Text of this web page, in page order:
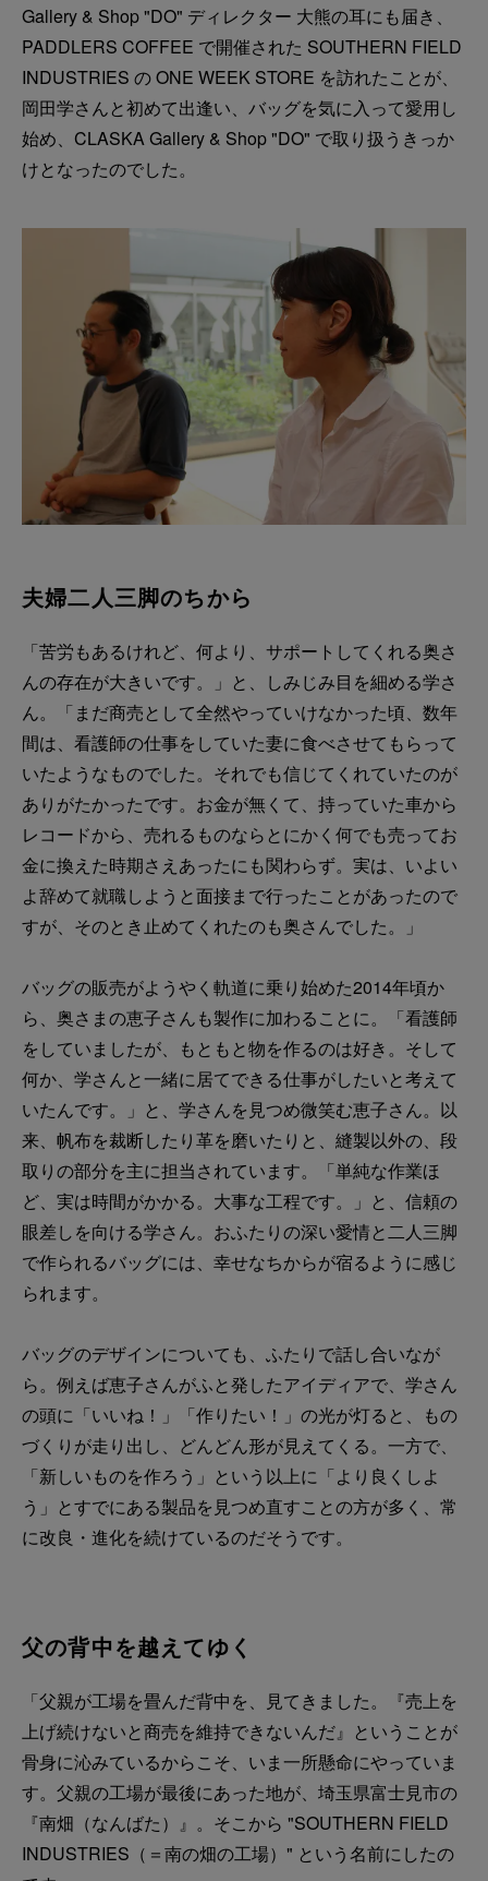
Gallery & Shop "DO" ディレクター 大熊の耳にも届き、
PADDLERS COFFEE で開催された SOUTHERN FIELD
INDUSTRIES の ONE WEEK STORE を訪れたことが、
岡田学さんと初めて出逢い、バッグを気に入って愛用し
始め、CLASKA Gallery & Shop "DO" で取り扱うきっか
けとなったのでした。
夫婦二人三脚のちから
「苦労もあるけれど、何より、サポートしてくれる奥さ
んの存在が大きいです。」と、しみじみ目を細める学さ
ん。「まだ商売として全然やっていけなかった頃、数年
間は、看護師の仕事をしていた妻に食べさせてもらって
いたようなものでした。それでも信じてくれていたのが
ありがたかったです。お金が無くて、持っていた車から
レコードから、売れるものならとにかく何でも売ってお
金に換えた時期さえあったにも関わらず。実は、いよい
よ辞めて就職しようと面接まで行ったことがあったので
すが、そのとき止めてくれたのも奥さんでした。」
バッグの販売がようやく軌道に乗り始めた2014年頃か
ら、奥さまの恵子さんも製作に加わることに。「看護師
をしていましたが、もともと物を作るのは好き。そして
何か、学さんと一緒に居てできる仕事がしたいと考えて
いたんです。」と、学さんを見つめ微笑む恵子さん。以
来、帆布を裁断したり革を磨いたりと、縫製以外の、段
取りの部分を主に担当されています。「単純な作業ほ
ど、実は時間がかかる。大事な工程です。」と、信頼の
眼差しを向ける学さん。おふたりの深い愛情と二人三脚
で作られるバッグには、幸せなちからが宿るように感じ
られます。
バッグのデザインについても、ふたりで話し合いなが
ら。例えば恵子さんがふと発したアイディアで、学さん
の頭に「いいね！」「作りたい！」の光が灯ると、もの
づくりが走り出し、どんどん形が見えてくる。一方で、
「新しいものを作ろう」という以上に「より良くしよ
う」とすでにある製品を見つめ直すことの方が多く、常
に改良・進化を続けているのだそうです。
父の背中を越えてゆく
「父親が工場を畳んだ背中を、見てきました。『売上を
上げ続けないと商売を維持できないんだ』ということが
骨身に沁みているからこそ、いま一所懸命にやっていま
す。父親の工場が最後にあった地が、埼玉県富士見市の
『南畑（なんばた）』。そこから "SOUTHERN FIELD
INDUSTRIES（＝南の畑の工場）" という名前にしたの